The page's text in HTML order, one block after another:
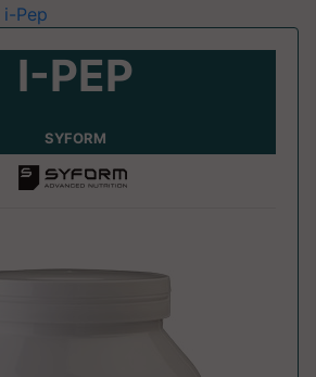
i-Pep
I-PEP
SYFORM